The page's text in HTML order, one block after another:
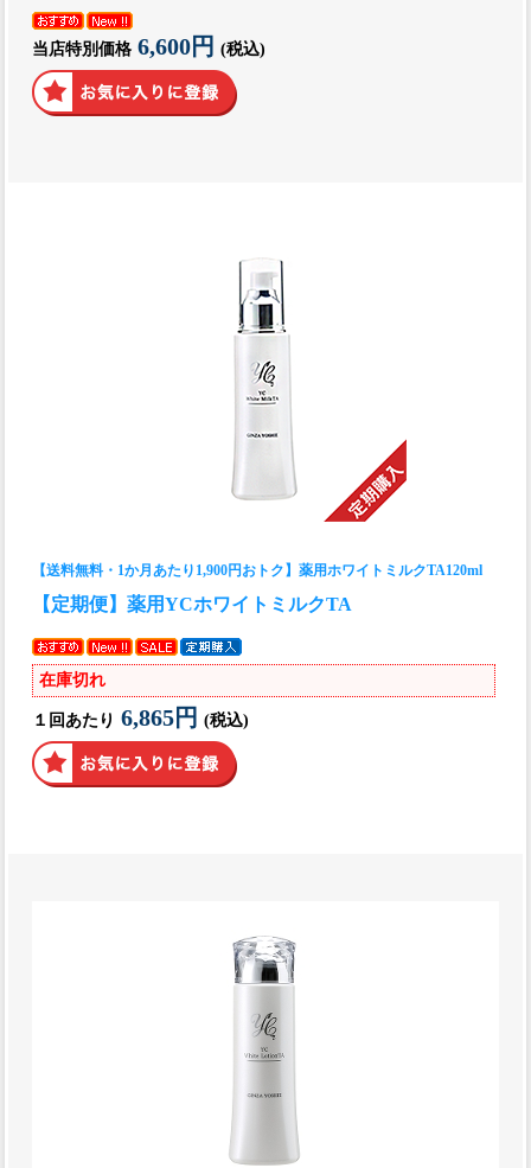
当店特別価格 6,600円 (税込)
【送料無料・1か月あたり1,900円おトク】薬用ホワイトミルクTA120ml
【定期便】薬用YCホワイトミルクTA
在庫切れ
１回あたり 6,865円 (税込)